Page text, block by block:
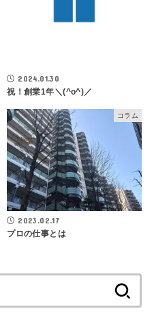
2024.01.30
祝！創業1年＼(^o^)／
コラム
2023.02.17
プロの仕事とは
索: